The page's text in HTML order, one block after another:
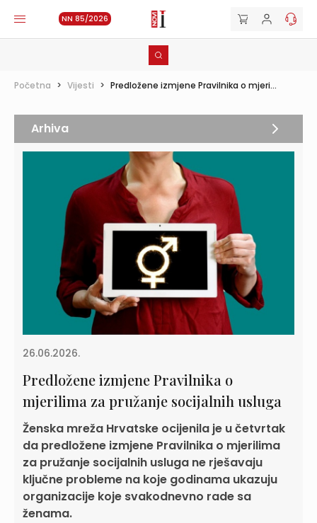
NN 85/2026
Početna > Vijesti > Predložene izmjene Pravilnika o mjeri...
26.06.2026.
Predložene izmjene Pravilnika o
mjerilima za pružanje socijalnih usluga
Ženska mreža Hrvatske ocijenila je u četvrtak
da predložene izmjene Pravilnika o mjerilima
za pružanje socijalnih usluga ne rješavaju
ključne probleme na koje godinama ukazuju
organizacije koje svakodnevno rade sa
ženama.
Arhiva